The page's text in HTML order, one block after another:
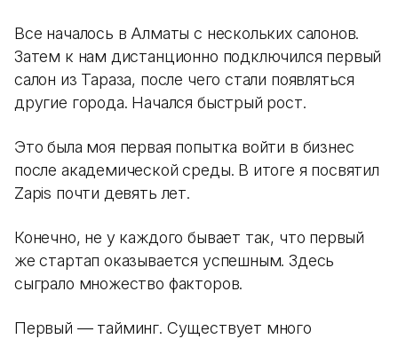
Все началось в Алматы с нескольких салонов.
Затем к нам дистанционно подключился первый
салон из Тараза, после чего стали появляться
другие города. Начался быстрый рост.
Это была моя первая попытка войти в бизнес
после академической среды. В итоге я посвятил
Zapis почти девять лет.
Конечно, не у каждого бывает так, что первый
же стартап оказывается успешным. Здесь
сыграло множество факторов.
Первый — тайминг. Существует много